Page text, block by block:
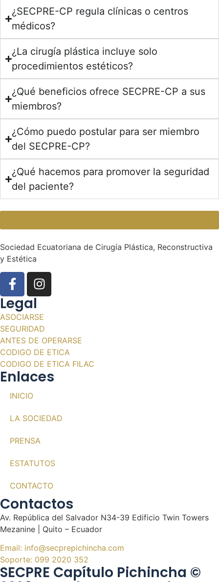
¿SECPRE-CP regula clínicas o centros
médicos?
¿La cirugía plástica incluye solo
procedimientos estéticos?
¿Qué beneficios ofrece SECPRE-CP a sus
miembros?
¿Cómo puedo postular para ser miembro
del SECPRE-CP?
¿Qué hacemos para promover la seguridad
del paciente?
Sociedad Ecuatoriana de Cirugía Plástica, Reconstructiva
y Estética
Legal
ASOCIARSE
SEGURIDAD
ANTES DE OPERARSE
CODIGO DE ETICA
CODIGO DE ETICA FILAC
Enlaces
INICIO
LA SOCIEDAD
PRENSA
ESTATUTOS
CONTACTO
Contactos
Av. República del Salvador N34-39 Edificio Twin Towers
Mezanine | Quito – Ecuador
Email: info@secprepichincha.com
Soporte: 099 2020 352
SECPRE Capítulo Pichincha ©